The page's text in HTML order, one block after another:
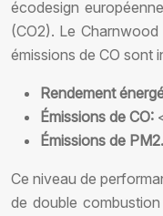
écodesign
(CO2). Le
émissions de CO sont
Rendement
Émissions de CO:
Émissions de
Ce niveau de
de double